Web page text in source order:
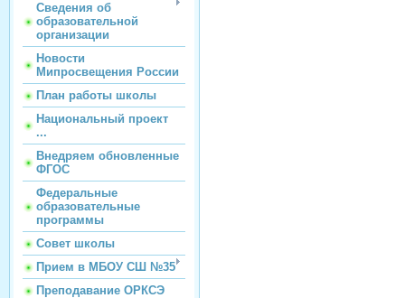
Сведения об
образовательной
организации
Новости
Мипросвещения России
План работы школы
Национальный проект
...
Внедряем обновленные
ФГОС
Федеральные
образовательные
программы
Совет школы
Прием в МБОУ СШ №35
Преподавание ОРКСЭ